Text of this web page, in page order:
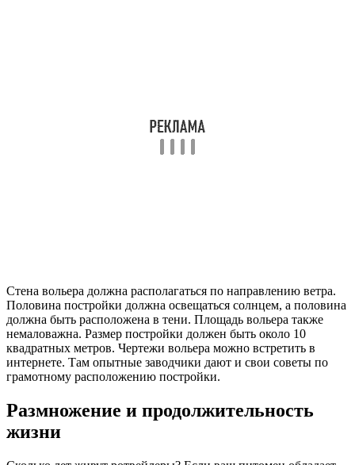
Стена вольера должна располагаться по направлению ветра.
Половина постройки должна освещаться солнцем, а половина
должна быть расположена в тени. Площадь вольера также
немаловажна. Размер постройки должен быть около 10
квадратных метров. Чертежи вольера можно встретить в
интернете. Там опытные заводчики дают и свои советы по
грамотному расположению постройки.
Размножение и продолжительность
жизни